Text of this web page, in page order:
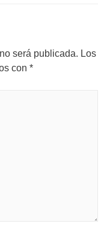
será publicada. Los
con *